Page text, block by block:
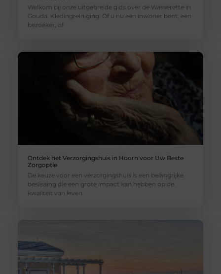
Welkom bij onze uitgebreide gids over de Wasserette in
Gouda. Kledingreiniging. Of u nu een inwoner bent, een
bezoeker, of
Ontdek het Verzorgingshuis in Hoorn voor Uw Beste
Zorgoptie
De keuze voor een verzorgingshuis is een belangrijke
beslissing die een grote impact kan hebben op de
kwaliteit van leven